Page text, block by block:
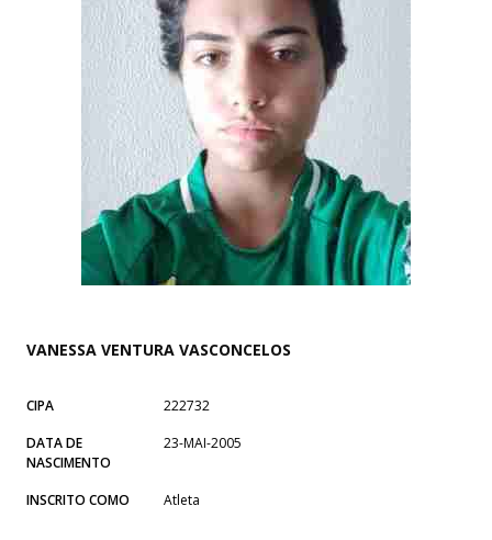
VANESSA VENTURA VASCONCELOS
CIPA
222732
DATA DE
NASCIMENTO
23-MAI-2005
INSCRITO COMO Atleta